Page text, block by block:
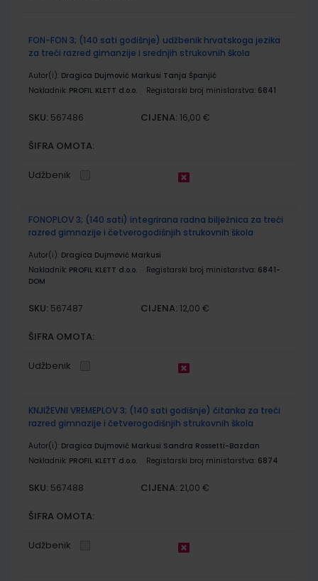
proizvodi
FON-FON 3; (140 sati godišnje) udžbenik hrvatskoga jezika
za treći razred gimanzije i srednjih strukovnih škola
Autor(i): Dragica Dujmović Markusi Tanja Španjić
Nakladnik: PROFIL KLETT d.o.o. Registarski broj ministarstva: 6841
SKU: 567486 CIJENA: 16,00 €
ŠIFRA OMOTA:
Udžbenik
FONOPLOV 3; (140 sati) integrirana radna bilježnica za treći
razred gimnazije i četverogodišnjih strukovnih škola
Autor(i): Dragica Dujmović Markusi
Nakladnik: PROFIL KLETT d.o.o. Registarski broj ministarstva: 6841-
DOM
SKU: 567487 CIJENA: 12,00 €
ŠIFRA OMOTA:
Udžbenik
KNJIŽEVNI VREMEPLOV 3; (140 sati godišnje) čitanka za treći
razred gimnazije i četverogodišnjih strukovnih škola
Autor(i): Dragica Dujmović Markusi Sandra Rossetti-Bazdan
Nakladnik: PROFIL KLETT d.o.o. Registarski broj ministarstva: 6874
SKU: 567488 CIJENA: 21,00 €
ŠIFRA OMOTA:
Udžbenik